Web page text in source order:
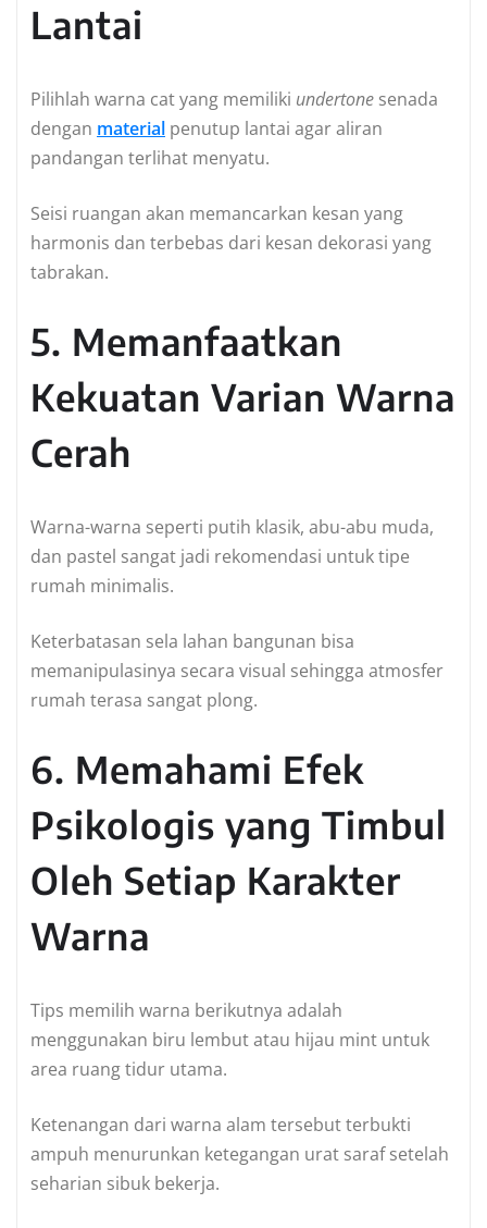
Lantai
Pilihlah warna cat yang memiliki undertone senada
dengan material penutup lantai agar aliran
pandangan terlihat menyatu.
Seisi ruangan akan memancarkan kesan yang
harmonis dan terbebas dari kesan dekorasi yang
tabrakan.
5. Memanfaatkan
Kekuatan Varian Warna
Cerah
Warna-warna seperti putih klasik, abu-abu muda,
dan pastel sangat jadi rekomendasi untuk tipe
rumah minimalis.
Keterbatasan sela lahan bangunan bisa
memanipulasinya secara visual sehingga atmosfer
rumah terasa sangat plong.
6. Memahami Efek
Psikologis yang Timbul
Oleh Setiap Karakter
Warna
Tips memilih warna berikutnya adalah
menggunakan biru lembut atau hijau mint untuk
area ruang tidur utama.
Ketenangan dari warna alam tersebut terbukti
ampuh menurunkan ketegangan urat saraf setelah
seharian sibuk bekerja.